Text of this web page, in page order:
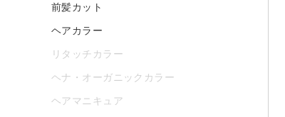
前髪カット
ヘアカラー
リタッチカラー
ヘナ・オーガニックカラー
ヘアマニキュア